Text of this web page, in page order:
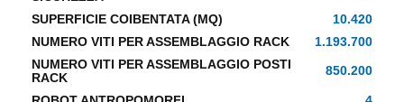
SUPERFICIE COIBENTATA (MQ)
10.420
NUMERO VITI PER ASSEMBLAGGIO RACK
1.193.700
NUMERO VITI PER ASSEMBLAGGIO POSTI
RACK
850.200